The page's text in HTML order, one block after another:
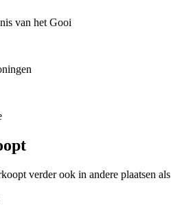
van het Gooi
verder ook in andere plaatsen als